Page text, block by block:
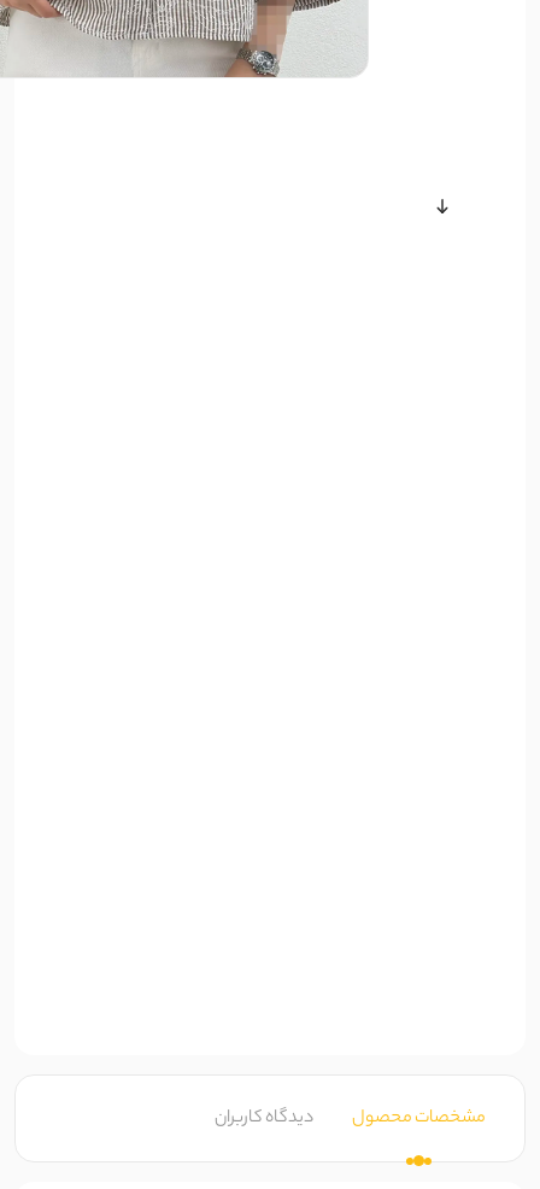
مشخصات محصول دیدگاه کاربران